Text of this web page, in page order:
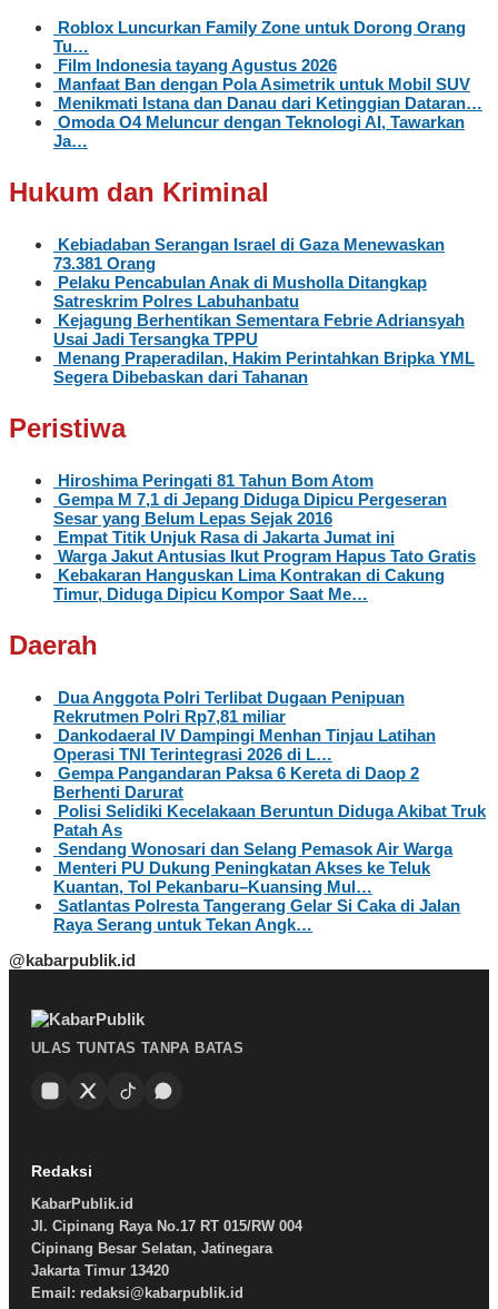
Roblox Luncurkan Family Zone untuk Dorong Orang
Tu…
Film Indonesia tayang Agustus 2026
Manfaat Ban dengan Pola Asimetrik untuk Mobil SUV
Menikmati Istana dan Danau dari Ketinggian Dataran…
Omoda O4 Meluncur dengan Teknologi AI, Tawarkan
Ja…
Hukum dan Kriminal
Kebiadaban Serangan Israel di Gaza Menewaskan
73.381 Orang
Pelaku Pencabulan Anak di Musholla Ditangkap
Satreskrim Polres Labuhanbatu
Kejagung Berhentikan Sementara Febrie Adriansyah
Usai Jadi Tersangka TPPU
Menang Praperadilan, Hakim Perintahkan Bripka YML
Segera Dibebaskan dari Tahanan
Peristiwa
Hiroshima Peringati 81 Tahun Bom Atom
Gempa M 7,1 di Jepang Diduga Dipicu Pergeseran
Sesar yang Belum Lepas Sejak 2016
Empat Titik Unjuk Rasa di Jakarta Jumat ini
Warga Jakut Antusias Ikut Program Hapus Tato Gratis
Kebakaran Hanguskan Lima Kontrakan di Cakung
Timur, Diduga Dipicu Kompor Saat Me…
Daerah
Dua Anggota Polri Terlibat Dugaan Penipuan
Rekrutmen Polri Rp7,81 miliar
Dankodaeral IV Dampingi Menhan Tinjau Latihan
Operasi TNI Terintegrasi 2026 di L…
Gempa Pangandaran Paksa 6 Kereta di Daop 2
Berhenti Darurat
Polisi Selidiki Kecelakaan Beruntun Diduga Akibat Truk
Patah As
Sendang Wonosari dan Selang Pemasok Air Warga
Menteri PU Dukung Peningkatan Akses ke Teluk
Kuantan, Tol Pekanbaru–Kuansing Mul…
Satlantas Polresta Tangerang Gelar Si Caka di Jalan
Raya Serang untuk Tekan Angk…
@kabarpublik.id
ULAS TUNTAS TANPA BATAS
Redaksi
KabarPublik.id
Jl. Cipinang Raya No.17 RT 015/RW 004
Cipinang Besar Selatan, Jatinegara
Jakarta Timur 13420
Email: redaksi@kabarpublik.id